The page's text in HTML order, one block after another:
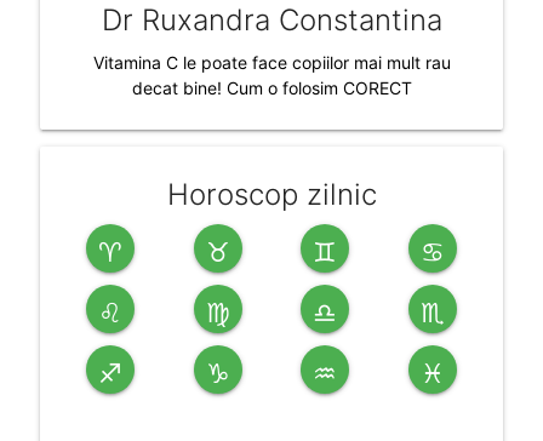
Dr Ruxandra Constantina
Vitamina C le poate face copiilor mai mult rau
decat bine! Cum o folosim CORECT
Horoscop zilnic
♈ ♉ ♊ ♋
♌ ♍ ♎ ♏
♐ ♑ ♒ ♓